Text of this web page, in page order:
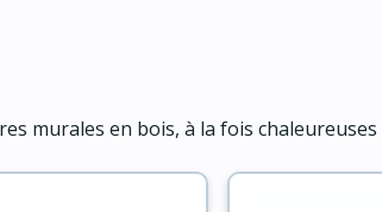
murales en bois, à la fois